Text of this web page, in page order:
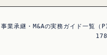
事業承継・M&Aの実務ガイド一